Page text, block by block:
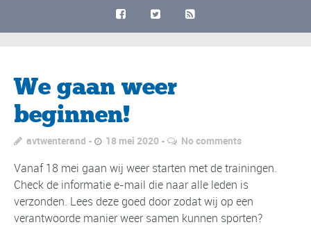
We gaan weer
beginnen!
avtwenterand 18 mei 2020 No comments
Vanaf 18 mei gaan wij weer starten met de trainingen.
Check de informatie e-mail die naar alle leden is
verzonden. Lees deze goed door zodat wij op een
verantwoorde manier weer samen kunnen sporten?